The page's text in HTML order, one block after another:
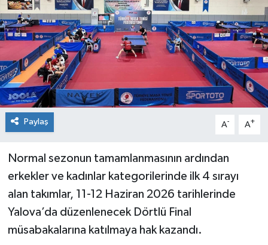
Paylaş A- A+
Normal sezonun tamamlanmasının ardından
erkekler ve kadınlar kategorilerinde ilk 4 sırayı
alan takımlar, 11-12 Haziran 2026 tarihlerinde
Yalova’da düzenlenecek Dörtlü Final
müsabakalarına katılmaya hak kazandı.
RESMİ İLAN